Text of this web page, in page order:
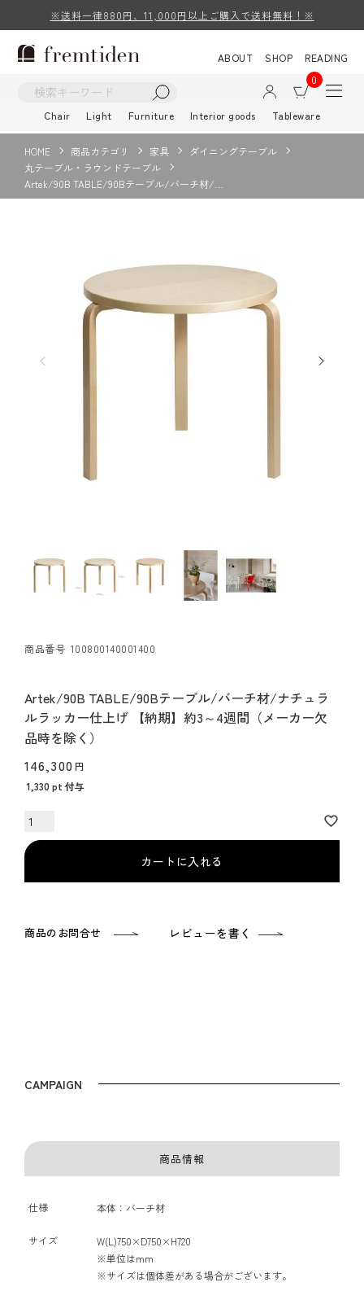
※送料一律880円、11,000円以上ご購入で送料無料！※
ABOUT SHOP
READING
0
Chair Light Furniture Interior goods Tableware
HOME 商品カテゴリ 家具
ダイニングテーブル
丸テーブル・ラウンドテーブル
Artek/90B TABLE/90Bテーブル/バーチ材/…
商品番号 100800140001400
Artek/90B TABLE/90Bテーブル/バーチ材/ナチュラ
ルラッカー仕上げ 【納期】約3～4週間（メーカー欠
品時を除く）
146,300
1,330 pt 付与
カートに入れる
商品のお問合せ レビューを書く
CAMPAIGN
商品情報
仕様 本体：バーチ材
サイズ
W(L)750×D750×H720
※単位はmm
※サイズは個体差がある場合がございます。